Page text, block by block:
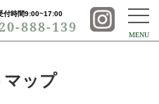
付時間9:00~17:00
888-139 MENU
マップ